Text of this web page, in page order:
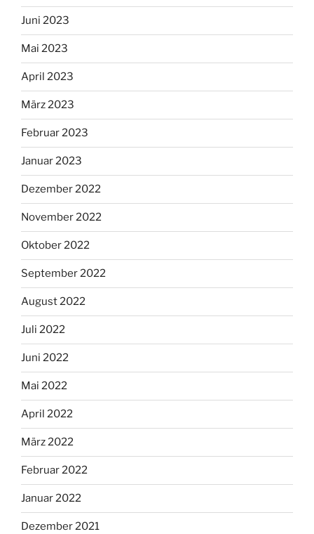
Juni 2023
Mai 2023
April 2023
März 2023
Februar 2023
Januar 2023
Dezember 2022
November 2022
Oktober 2022
September 2022
August 2022
Juli 2022
Juni 2022
Mai 2022
April 2022
März 2022
Februar 2022
Januar 2022
Dezember 2021